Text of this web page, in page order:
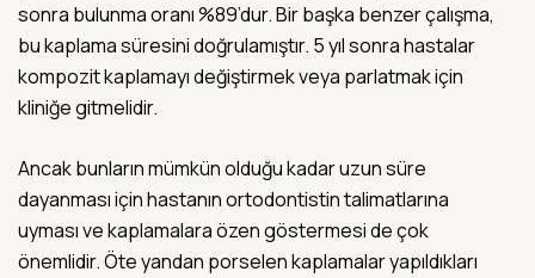
sonra bulunma oranı %89’dur. Bir başka benzer çalışma,
bu kaplama süresini doğrulamıştır. 5 yıl sonra hastalar
kompozit kaplamayı değiştirmek veya parlatmak için
kliniğe gitmelidir.
Ancak bunların mümkün olduğu kadar uzun süre
dayanması için hastanın ortodontistin talimatlarına
uyması ve kaplamalara özen göstermesi de çok
önemlidir. Öte yandan porselen kaplamalar yapıldıkları